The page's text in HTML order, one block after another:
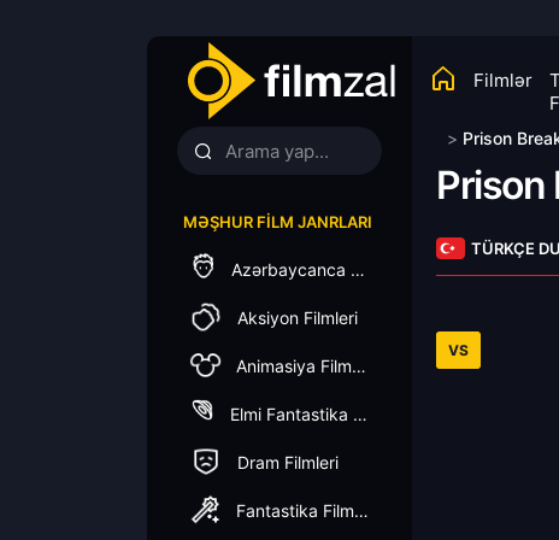
Filmlər
MƏŞHUR FILM JANRLARI
Azərbaycanca Dublaj
Aksiyon Filmleri
Animasiya Filmleri
Elmi Fantastika Filmleri
Dram Filmleri
Fantastika Filmleri
> Prison
Prison
TÜRKÇE
VS